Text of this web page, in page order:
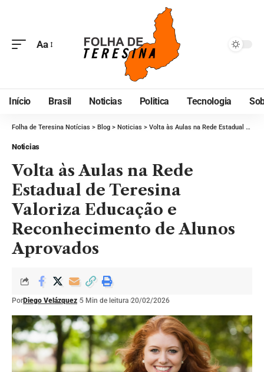
Aa
Início Brasil Noticias Politica Tecnologia
Folha de Teresina Notícias > Blog > Noticias > Volta às Aulas na Rede Estadual de Teresina Valoriza Educação e Reconhecimento de Alunos Aprovados
Noticias
Volta às Aulas na Rede
Estadual de Teresina
Valoriza Educação e
Reconhecimento de Alunos
Aprovados
PorDiego Velázquez 5 Min de leitura 20/02/2026